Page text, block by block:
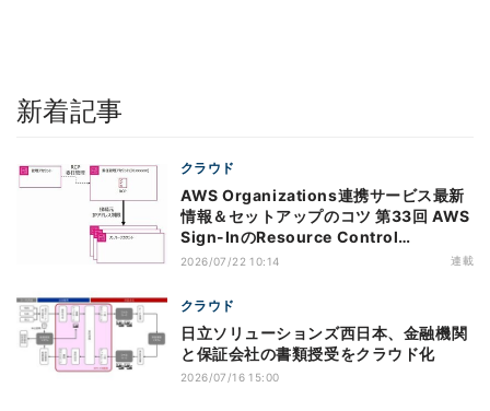
新着記事
クラウド
AWS Organizations連携サービス最新
情報＆セットアップのコツ 第33回 AWS
Sign-InのResource Control
Policy（RCP）対応のメリットと注意点
2026/07/22 10:14 連載
クラウド
日立ソリューションズ西日本、金融機関
と保証会社の書類授受をクラウド化
2026/07/16 15:00